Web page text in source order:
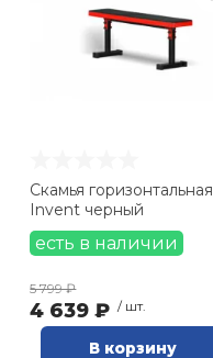
хранение опций (
Скамья горизонтальная
Invent черный
есть в наличии
5 799 ₽
4 639 ₽ / шт.
В корзину